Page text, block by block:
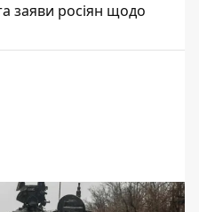
заяви росіян щодо